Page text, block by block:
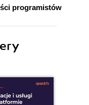
programistów